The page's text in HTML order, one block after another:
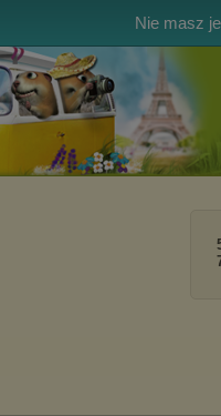
Nie masz